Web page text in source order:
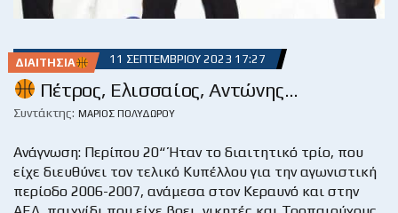
ΔΙΑΙΤΗΣΊΑ 11 ΣΕΠΤΕΜΒΡΊΟΥ 2023 17:27
Πέτρος, Ελισσαίος, Αντώνης…
Συντάκτης: ΜΆΡΙΟΣ ΠΟΛΥΔΏΡΟΥ
Ανάγνωση: Περίπου 20“ Ήταν το διαιτητικό τρίο, που
είχε διευθύνει τον τελικό Κυπέλλου για την αγωνιστική
περίοδο 2006-2007, ανάμεσα στον Κεραυνό και στην